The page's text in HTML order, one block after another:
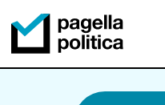
Pagella Politica Logo